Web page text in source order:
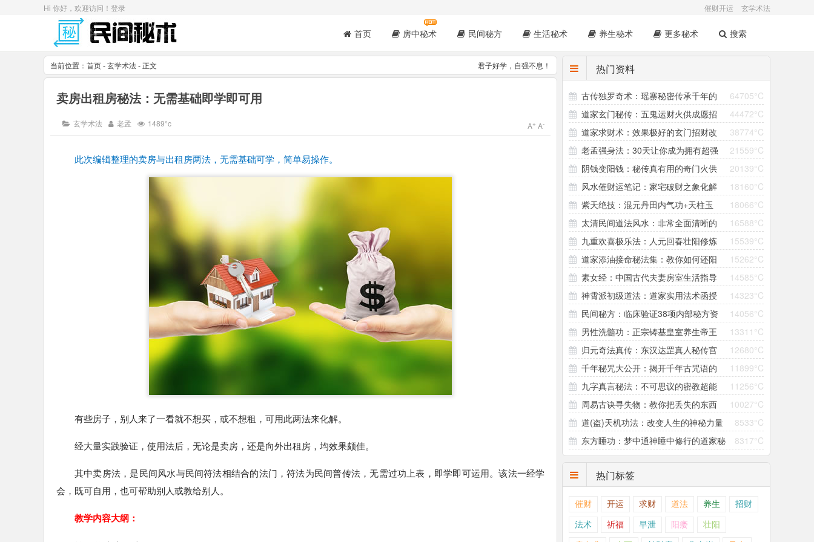
Hi 你好，欢迎访问！ 登录 催财开运 玄学术法
首页 房中秘术 民间秘方 生活秘术 养生秘术 更多秘术 搜索
当前位置： 首页-玄学术法- 正文 君子好学，自强不息！
卖房出租房秘法：无需基础即学即可用
玄学术法 老孟 1489°c A+ A-
此次编辑整理的卖房与出租房两法，无需基础可学，简单易操作。
有些房子，别人来了一看就不想买，或不想租，可用此两法来化解。
经大量实践验证，使用法后，无论是卖房，还是向外出租房，均效果颇佳。
其中卖房法，是民间风水与民间符法相结合的法门，符法为民间普传法，无需过功上表，即学即可运用。该法一经学
会，既可自用，也可帮助别人或教给别人。
教学内容大纲：
热门资料
64705°C
古传独罗奇术：瑶寨秘密传承千年的
壮阳法
44472°C
道家玄门秘传：五鬼运财火供成愿招
财改运术
38774°C
道家求财术：效果极好的玄门招财改
运秘法
21559°C
老孟强身法：30天让你成为拥有超强
战斗力的男神！
20139°C
阴钱变阳钱：秘传真有用的奇门火供
求财术
18160°C
风水催财运笔记：家宅破财之象化解
及旺财方法
18066°C
紫天绝技：混元丹田内气功+天柱玉
门功
16588°C
太清民间道法风水：非常全面清晰的
法本
15539°C
九重欢喜极乐法：人元回春壮阳修炼
秘术
15262°C
道家添油接命秘法集：教你如何还阳
与补亏
14585°C
素女经：中国古代夫妻房室生活指导
全书
14323°C
神霄派初级道法：道家实用法术函授
教学资料
14056°C
民间秘方：临床验证38项内部秘方资
料大公开
13311°C
男性洗髓功：正宗铸基皇室养生帝王
功
12680°C
归元奇法真传：东汉达罡真人秘传宫
廷元阳之术
11899°C
千年秘咒大公开：揭开千年古咒语的
秘密
11256°C
九字真言秘法：不可思议的密教超能
力咒术
10027°C
周易古诀寻失物：教你把丢失的东西
找回来！
8533°C
道(盗)天机功法：改变人生的神秘力量
8317°C
东方睡功：梦中通神睡中修行的道家秘
术
热门标签
催财 开运 求财 道法 养生 招财
法术 祈福 早泄 阳痿 壮阳